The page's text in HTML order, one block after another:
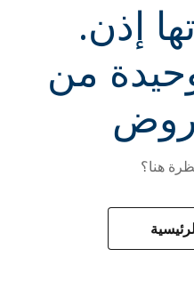
إذن.
من
هنا؟